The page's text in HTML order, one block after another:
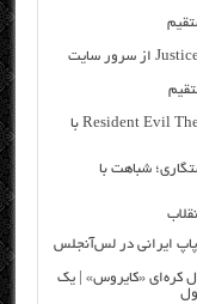
دانلود رایگان فیلم خارجی Resident Evil The Final Chapter 2017 با
شباهت با
پاپ ایرانی در لس‌آنجلس
کره‌ای «کایروس» | یک